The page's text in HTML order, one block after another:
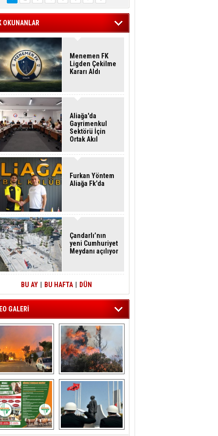
OKUNANLAR
Menemen FK
Ligden Çekilme
Kararı Aldı
Aliağa'da
Gayrimenkul
Sektörü İçin
Ortak Akıl
Furkan Yöntem
Aliağa Fk’da
Çandarlı’nın
yeni Cumhuriyet
Meydanı açılıyor
BU AY BU HAFTA DÜN
GALERİ
‘da  otluk
alanda çıkan
yangın evlere
sıçramadan
söndürüldü
Aliağa'nın Ciğerleri
ÖNAL TARIM
Aliağa'da Polis